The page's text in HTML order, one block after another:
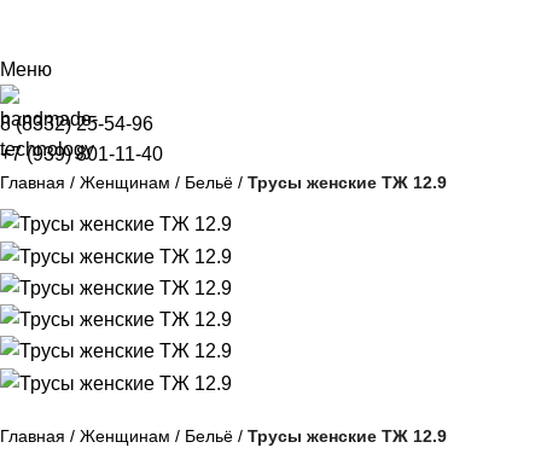
Меню
8 (8332) 25-54-96
+7 (939) 801-11-40
Главная Женщинам Бельё Трусы женские ТЖ 12.9
Главная Женщинам Бельё Трусы женские ТЖ 12.9